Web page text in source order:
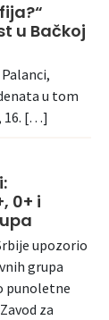
u Bačkoj
u tom
16. […]
0+ i
upozorio
grupa
punoletne
za